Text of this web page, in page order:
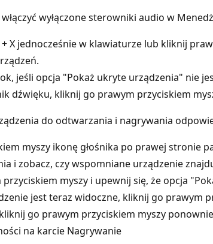
wyłączone sterowniki audio w
X jednocześnie w klawiaturze lub kliknij
jeśli opcja "Pokaż ukryte urządzenia" nie
dźwięku, kliknij go prawym przyciskiem
do odtwarzania i nagrywania
myszy ikonę głośnika po prawej stronie
i zobacz, czy wspomniane urządzenie
myszy i upewnij się, że opcja
jest teraz widoczne, kliknij go prawym
go prawym przyciskiem myszy
na karcie Nagrywanie